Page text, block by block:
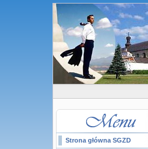
Strona główna SGZD